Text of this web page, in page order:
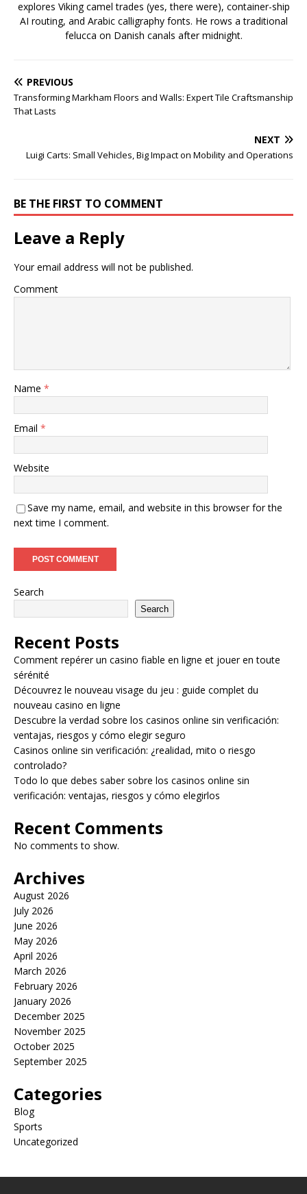
explores Viking camel trades (yes, there were), container-ship
AI routing, and Arabic calligraphy fonts. He rows a traditional
felucca on Danish canals after midnight.
PREVIOUS
Transforming Markham Floors and Walls: Expert Tile Craftsmanship
That Lasts
NEXT
Luigi Carts: Small Vehicles, Big Impact on Mobility and Operations
BE THE FIRST TO COMMENT
Leave a Reply
Your email address will not be published.
Comment
Name *
Email *
Website
Save my name, email, and website in this browser for the
next time I comment.
Search
Search
Recent Posts
Comment repérer un casino fiable en ligne et jouer en toute
sérénité
Découvrez le nouveau visage du jeu : guide complet du
nouveau casino en ligne
Descubre la verdad sobre los casinos online sin verificación:
ventajas, riesgos y cómo elegir seguro
Casinos online sin verificación: ¿realidad, mito o riesgo
controlado?
Todo lo que debes saber sobre los casinos online sin
verificación: ventajas, riesgos y cómo elegirlos
Recent Comments
No comments to show.
Archives
August 2026
July 2026
June 2026
May 2026
April 2026
March 2026
February 2026
January 2026
December 2025
November 2025
October 2025
September 2025
Categories
Blog
Sports
Uncategorized